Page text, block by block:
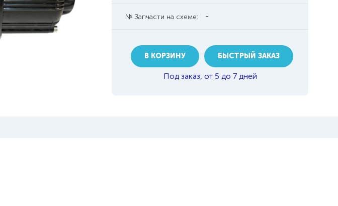
№ Запчасти на схеме: -
В КОРЗИНУ БЫСТРЫЙ ЗАКАЗ
Под заказ, от 5 до 7 дней